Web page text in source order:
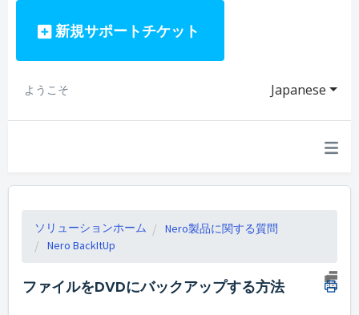
新規サポートチケット
Japanese
ようこそ
ソリューションホーム
Nero製品に関する質問
Nero BackItUp
ファイルをDVDにバックアップする方法